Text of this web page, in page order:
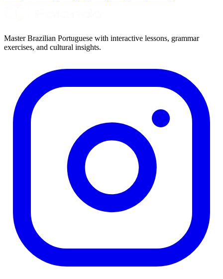
Master Brazilian Portuguese with interactive lessons, grammar
exercises, and cultural insights.